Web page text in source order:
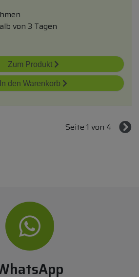
von 3 Tagen
Zum Produkt
In den Warenkorb
Seite 1 von 4